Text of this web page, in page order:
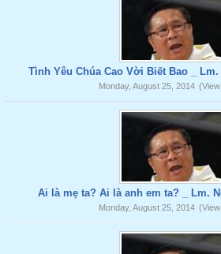
Tình Yêu Chúa Cao Vời Biết Bao _ Lm.
Monday, August 25, 2014
Ai là mẹ ta? Ai là anh em ta? _ Lm.
Monday, August 25, 2014